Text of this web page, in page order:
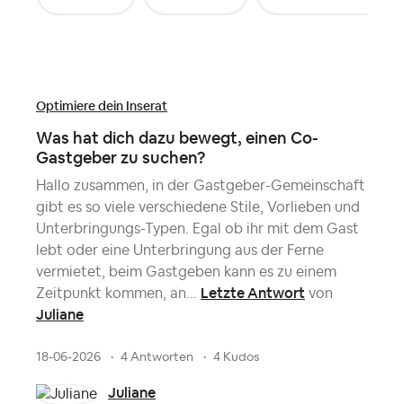
Optimiere dein Inserat
Was hat dich dazu bewegt, einen Co-
Gastgeber zu suchen?
Hallo zusammen, in der Gastgeber-Gemeinschaft
gibt es so viele verschiedene Stile, Vorlieben und
Unterbringungs-Typen. Egal ob ihr mit dem Gast
lebt oder eine Unterbringung aus der Ferne
vermietet, beim Gastgeben kann es zu einem
Zeitpunkt kommen, an... Letzte Antwort von
Juliane
18-06-2026 4 Antworten 4 Kudos
Juliane